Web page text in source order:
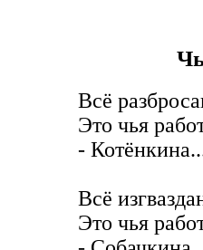
Всё
Это чья
-
Всё
Это чья